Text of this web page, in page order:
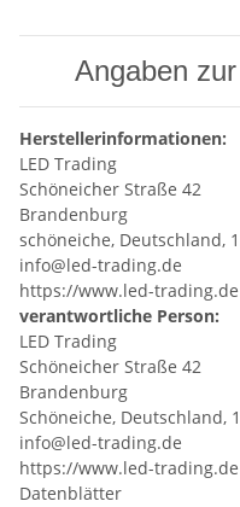
Angaben
Herstellerinformationen:
LED Trading
Schöneicher Straße 42
Brandenburg
schöneiche, Deutschland,
info@led-trading.de
https://www.led-trading.de
verantwortliche Person:
LED Trading
Schöneicher Straße 42
Brandenburg
Schöneiche, Deutschland,
info@led-trading.de
https://www.led-trading.de
Datenblätter